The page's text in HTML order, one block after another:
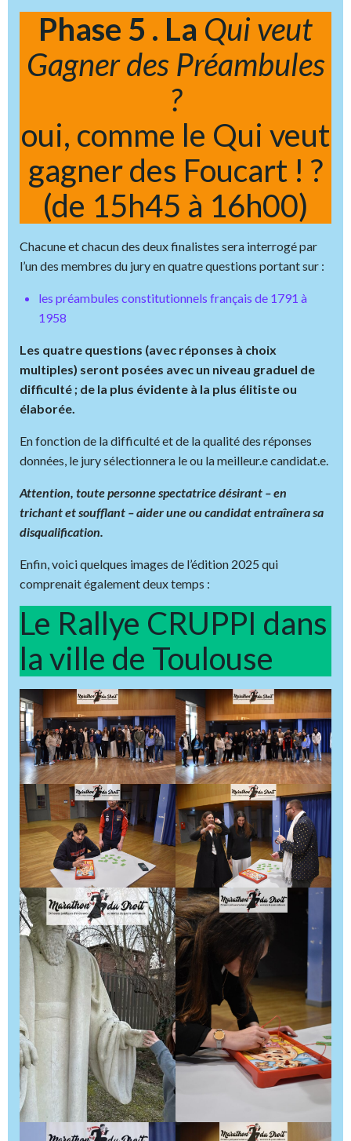
Phase 5 . La Qui veut
Gagner des Préambules
?
oui, comme le Qui veut
gagner des Foucart ! ?
(de 15h45 à 16h00)
Chacune et chacun des deux finalistes sera interrogé par
l’un des membres du jury en quatre questions portant sur :
les préambules constitutionnels français de 1791 à
1958
Les quatre questions (avec réponses à choix
multiples) seront posées avec un niveau graduel de
difficulté ; de la plus évidente à la plus élitiste ou
élaborée.
En fonction de la difficulté et de la qualité des réponses
données, le jury sélectionnera le ou la meilleur.e candidat.e.
Attention, toute personne spectatrice désirant – en
trichant et soufflant – aider une ou candidat entraînera sa
disqualification.
Enfin, voici quelques images de l’édition 2025 qui
comprenait également deux temps :
Le Rallye CRUPPI dans
la ville de Toulouse